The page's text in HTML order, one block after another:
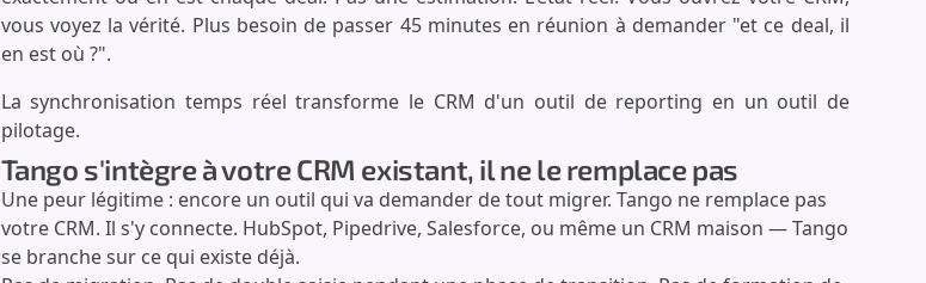
vous voyez la vérité. Plus besoin de passer 45 minutes en réunion à demander "et ce deal, il
en est où ?".
La synchronisation temps réel transforme le CRM d'un outil de reporting en un outil de
pilotage.
Tango s'intègre à votre CRM existant, il ne le remplace pas
Une peur légitime : encore un outil qui va demander de tout migrer. Tango ne remplace pas
votre CRM. Il s'y connecte. HubSpot, Pipedrive, Salesforce, ou même un CRM maison — Tango
se branche sur ce qui existe déjà.